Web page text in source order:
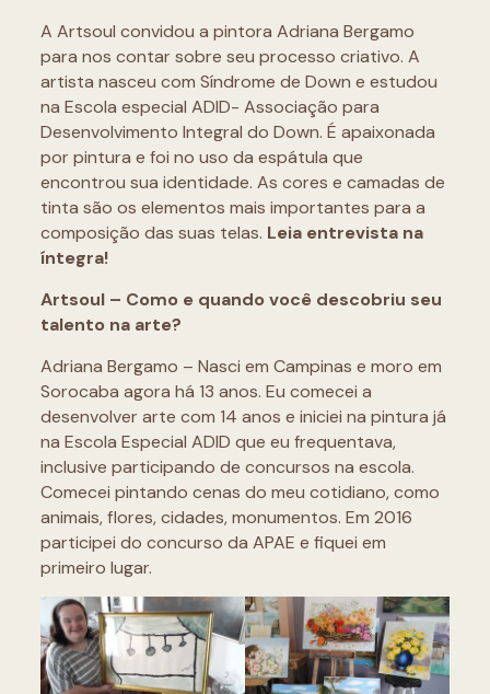
A Artsoul convidou a pintora Adriana Bergamo
para nos contar sobre seu processo criativo. A
artista nasceu com Síndrome de Down e estudou
na Escola especial ADID- Associação para
Desenvolvimento Integral do Down. É apaixonada
por pintura e foi no uso da espátula que
encontrou sua identidade. As cores e camadas de
tinta são os elementos mais importantes para a
composição das suas telas. Leia entrevista na
íntegra!
Artsoul – Como e quando você descobriu seu
talento na arte?
Adriana Bergamo – Nasci em Campinas e moro em
Sorocaba agora há 13 anos. Eu comecei a
desenvolver arte com 14 anos e iniciei na pintura já
na Escola Especial ADID que eu frequentava,
inclusive participando de concursos na escola.
Comecei pintando cenas do meu cotidiano, como
animais, flores, cidades, monumentos. Em 2016
participei do concurso da APAE e fiquei em
primeiro lugar.